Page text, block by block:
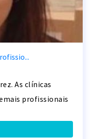
As clínicas
profissionais